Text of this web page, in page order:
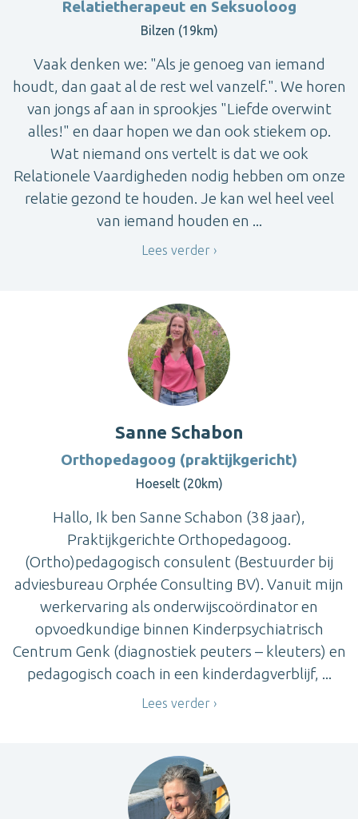
Relatietherapeut en Seksuoloog
Bilzen (19km)
Vaak denken we: "Als je genoeg van iemand
houdt, dan gaat al de rest wel vanzelf.". We horen
van jongs af aan in sprookjes "Liefde overwint
alles!" en daar hopen we dan ook stiekem op.
Wat niemand ons vertelt is dat we ook
Relationele Vaardigheden nodig hebben om onze
relatie gezond te houden. Je kan wel heel veel
van iemand houden en ...
Lees verder
Sanne Schabon
Orthopedagoog (praktijkgericht)
Hoeselt (20km)
Hallo, Ik ben Sanne Schabon (38 jaar),
Praktijkgerichte Orthopedagoog.
(Ortho)pedagogisch consulent (Bestuurder bij
adviesbureau Orphée Consulting BV). Vanuit mijn
werkervaring als onderwijscoördinator en
opvoedkundige binnen Kinderpsychiatrisch
Centrum Genk (diagnostiek peuters – kleuters) en
pedagogisch coach in een kinderdagverblijf, ...
Lees verder